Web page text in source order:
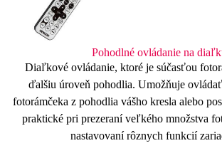
Pohodlné ovládanie na
Diaľkové ovládanie, ktoré je súčasťou
ďalšiu úroveň pohodlia. Umožňuje
fotorámčeka z pohodlia vášho kresla alebo
praktické pri prezeraní veľkého množstva
nastavovaní rôznych funkcií